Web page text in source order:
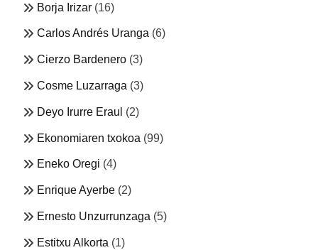
Borja Irizar (16)
Carlos Andrés Uranga (6)
Cierzo Bardenero (3)
Cosme Luzarraga (3)
Deyo Irurre Eraul (2)
Ekonomiaren txokoa (99)
Eneko Oregi (4)
Enrique Ayerbe (2)
Ernesto Unzurrunzaga (5)
Estitxu Alkorta (1)